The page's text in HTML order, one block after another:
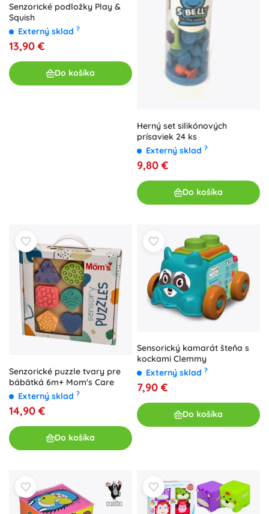
Senzorické podložky Play &
Squish
Externý sklad ?
13,90 €
Do košíka
Herný set silikónových
prísaviek 24 ks
Externý sklad ?
9,80 €
Do košíka
Senzorické puzzle tvary pre
bábätká 6m+ Mom's Care
Externý sklad ?
14,90 €
Do košíka
Sensorický kamarát šteňa s
kockami Clemmy
Externý sklad ?
7,90 €
Do košíka